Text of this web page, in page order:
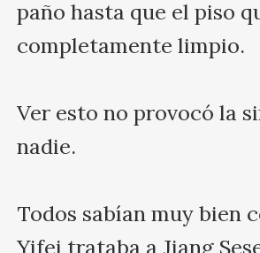
paño hasta que el piso
completamente limpio.
Ver esto no provocó la
nadie.
Todos sabían muy bien
Yifei trataba a Jiang